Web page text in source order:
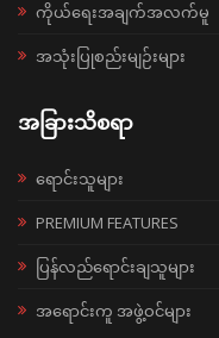
ကိုယ်ရေးအချက်အလက်မူ
အသုံးပြုစည်းမျဉ်းများ
အခြားသိစရာ
ရောင်းသူများ
PREMIUM FEATURES
ပြန်လည်ရောင်းချသူများ
အရောင်းကူ အဖွဲ့ဝင်များ